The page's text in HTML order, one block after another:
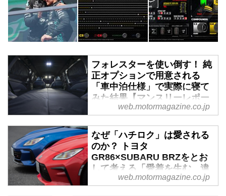
フォレスターを使い倒す！ 純
正オプションで用意される
「車中泊仕様」で実際に寝て
みた結果【マンスリーレポー
ト／2】 - Webモーターマガ
前回の1.8Lターボを搭載した「フ
ォレスター スポーツEX」に続
き、第2回はストロングハイブリ
ッドの「フォレスター Xブレイク
S：HEV EX」にオプションを装
web.motormagazine.co.jp
なぜ「ハチロク」は愛される
のか？ トヨタ
GR86×SUBARU BRZをとお
して考える「愛着を生む、違
いと奥深さ」【比較試乗】 -
web.motormagazine.co.jp